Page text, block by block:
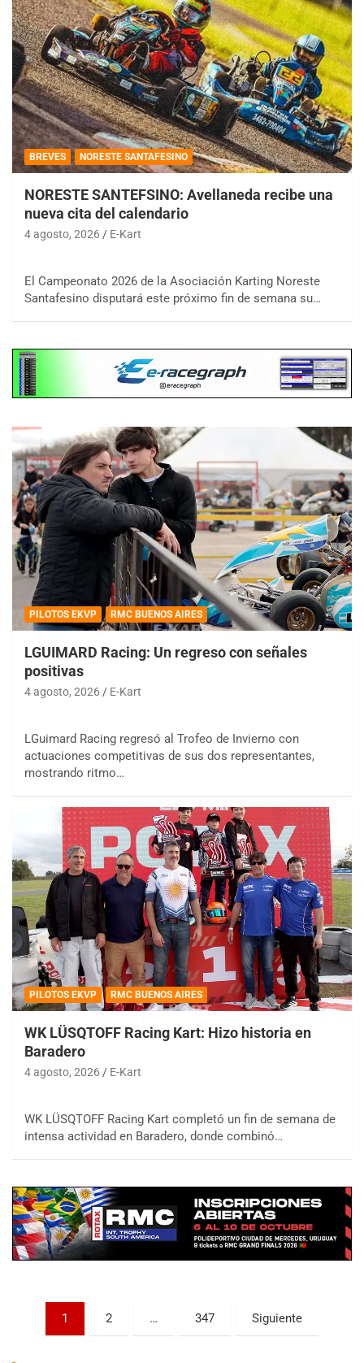
BREVES NORESTE SANTAFESINO
NORESTE SANTEFSINO: Avellaneda recibe una
nueva cita del calendario
4 agosto, 2026 E-Kart
El Campeonato 2026 de la Asociación Karting Noreste
Santafesino disputará este próximo fin de semana su…
PILOTOS EKVP RMC BUENOS AIRES
LGUIMARD Racing: Un regreso con señales
positivas
4 agosto, 2026 E-Kart
LGuimard Racing regresó al Trofeo de Invierno con
actuaciones competitivas de sus dos representantes,
mostrando ritmo…
PILOTOS EKVP RMC BUENOS AIRES
WK LÜSQTOFF Racing Kart: Hizo historia en
Baradero
4 agosto, 2026 E-Kart
WK LÜSQTOFF Racing Kart completó un fin de semana de
intensa actividad en Baradero, donde combinó…
Paginación
1 2 … 347 Siguiente
COBERTURA ESPECIAL DE E-KART.COM.AR
08/09-AGO
Ramiro Tot (Asfalto)
Baradero (Buenos Aires)
KDO - F6
Ciudad de Trenque Lauquen (Asfalto)
Trenque Lauquen (Buenos Aires)
Villaguay (Entre Ríos)